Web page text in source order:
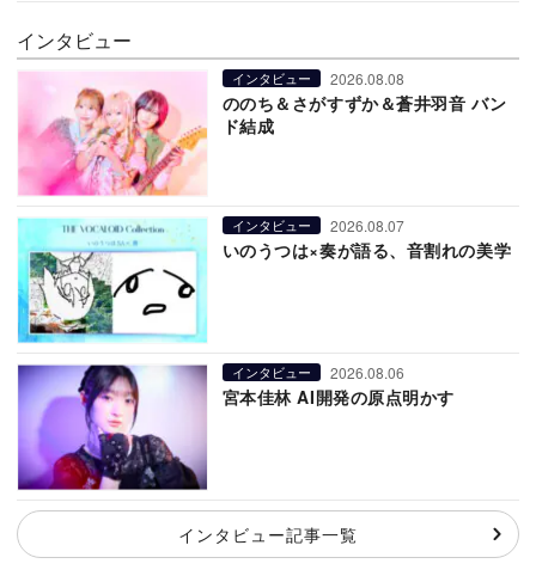
インタビュー
インタビュー 2026.08.08
ののち＆さがすずか＆蒼井羽音 バン
ド結成
インタビュー 2026.08.07
いのうつは×奏が語る、音割れの美学
インタビュー 2026.08.06
宮本佳林 AI開発の原点明かす
インタビュー記事一覧